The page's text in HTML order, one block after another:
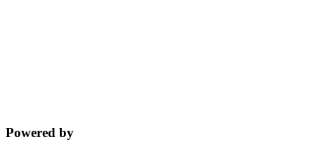
cta.dbSupport
Powered by